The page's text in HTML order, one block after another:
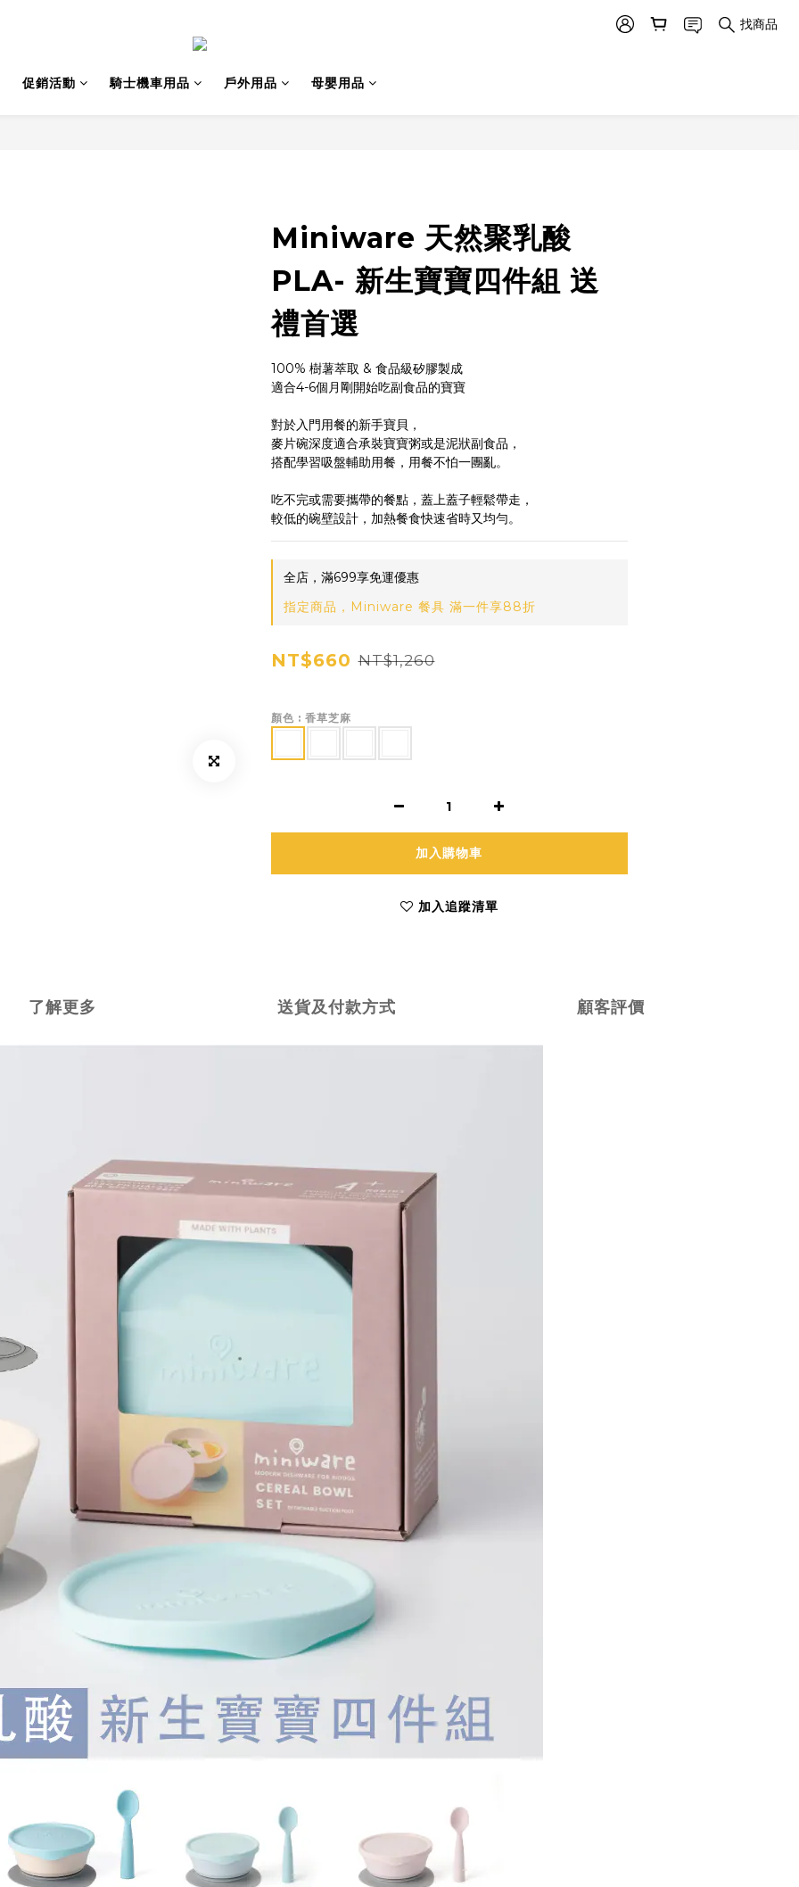
找商品
促銷活動 騎士機車用品 戶外用品 母嬰用品
Miniware 天然聚乳酸
PLA- 新生寶寶四件組 送
禮首選
100% 樹薯萃取 & 食品級矽膠製成
適合4-6個月剛開始吃副食品的寶寶
對於入門用餐的新手寶貝，
麥片碗深度適合承裝寶寶粥或是泥狀副食品，
搭配學習吸盤輔助用餐，用餐不怕一團亂。
吃不完或需要攜帶的餐點，蓋上蓋子輕鬆帶走，
較低的碗壁設計，加熱餐食快速省時又均勻。
全店，滿699享免運優惠
指定商品，Miniware 餐具 滿一件享88折
NT$660 NT$1,260
顏色 : 香草芝麻
加入購物車
加入追蹤清單
了解更多 送貨及付款方式 顧客評價